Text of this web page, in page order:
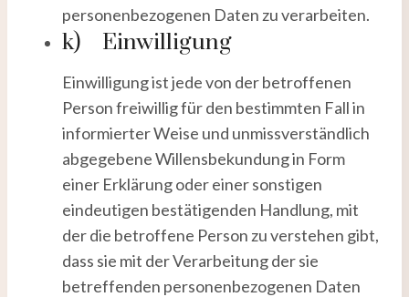
personenbezogenen Daten zu verarbeiten.
k) Einwilligung
Einwilligung ist jede von der betroffenen
Person freiwillig für den bestimmten Fall in
informierter Weise und unmissverständlich
abgegebene Willensbekundung in Form
einer Erklärung oder einer sonstigen
eindeutigen bestätigenden Handlung, mit
der die betroffene Person zu verstehen gibt,
dass sie mit der Verarbeitung der sie
betreffenden personenbezogenen Daten